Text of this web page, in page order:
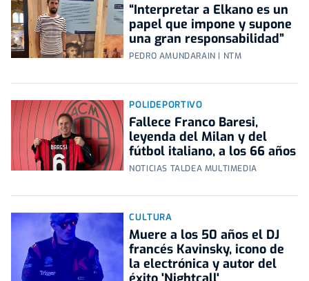
“Interpretar a Elkano es un
papel que impone y supone
una gran responsabilidad”
PEDRO AMUNDARAIN | NTM
POLIDEPORTIVO
Fallece Franco Baresi,
leyenda del Milan y del
fútbol italiano, a los 66 años
NOTICIAS TALDEA MULTIMEDIA
CULTURA
Muere a los 50 años el DJ
francés Kavinsky, icono de
la electrónica y autor del